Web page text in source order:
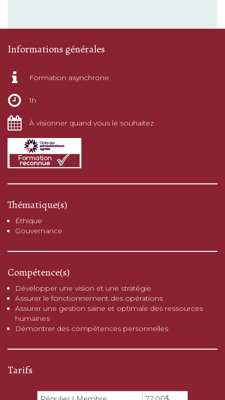
Informations générales
Formation asynchrone
1h
À visionner quand vous le souhaitez
Thématique(s)
Éthique
Gouvernance
Compétence(s)
Développer une vision et une stratégie
Assurer le fonctionnement des opérations
Assurer une gestion saine et optimale des ressources
humaines
Démontrer des compétences personnelles
Tarifs